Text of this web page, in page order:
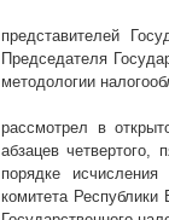
представителей
Председателя
методологии
рассмотрел в
абзацев четвертого,
порядке исчисления
комитета